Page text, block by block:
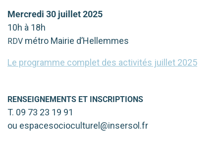
Mercredi 30 juillet 2025
10h à 18h
RDV métro Mairie d’Hellemmes
Le programme com­plet des acti­vi­tés juillet 2025
RENSEIGNEMENTS ET INSCRIPTIONS
T. 09 73 23 19 91
ou espacesocioculturel@insersol.fr